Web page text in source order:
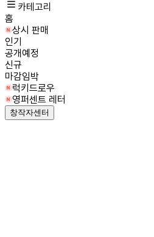
카테고리
홈
상시 판매
인기
공개예정
신규
마감임박
럭키드로우
영퍼센트 레터
창작자센터